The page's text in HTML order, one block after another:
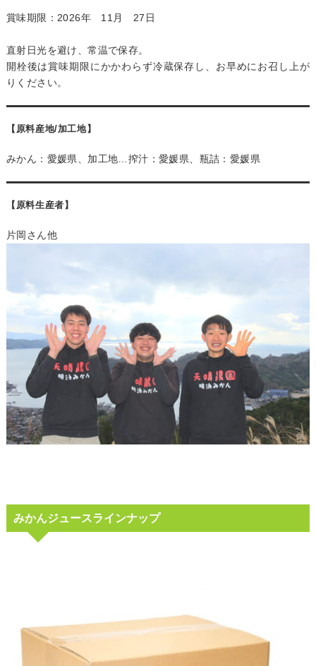
賞味期限：2026年 11月 27日
直射日光を避け、常温で保存。
開栓後は賞味期限にかかわらず冷蔵保存し、お早めにお召し上が
りください。
【原料産地/加工地】
みかん：愛媛県、加工地…搾汁：愛媛県、瓶詰：愛媛県
【原料生産者】
片岡さん他
みかんジュースラインナップ